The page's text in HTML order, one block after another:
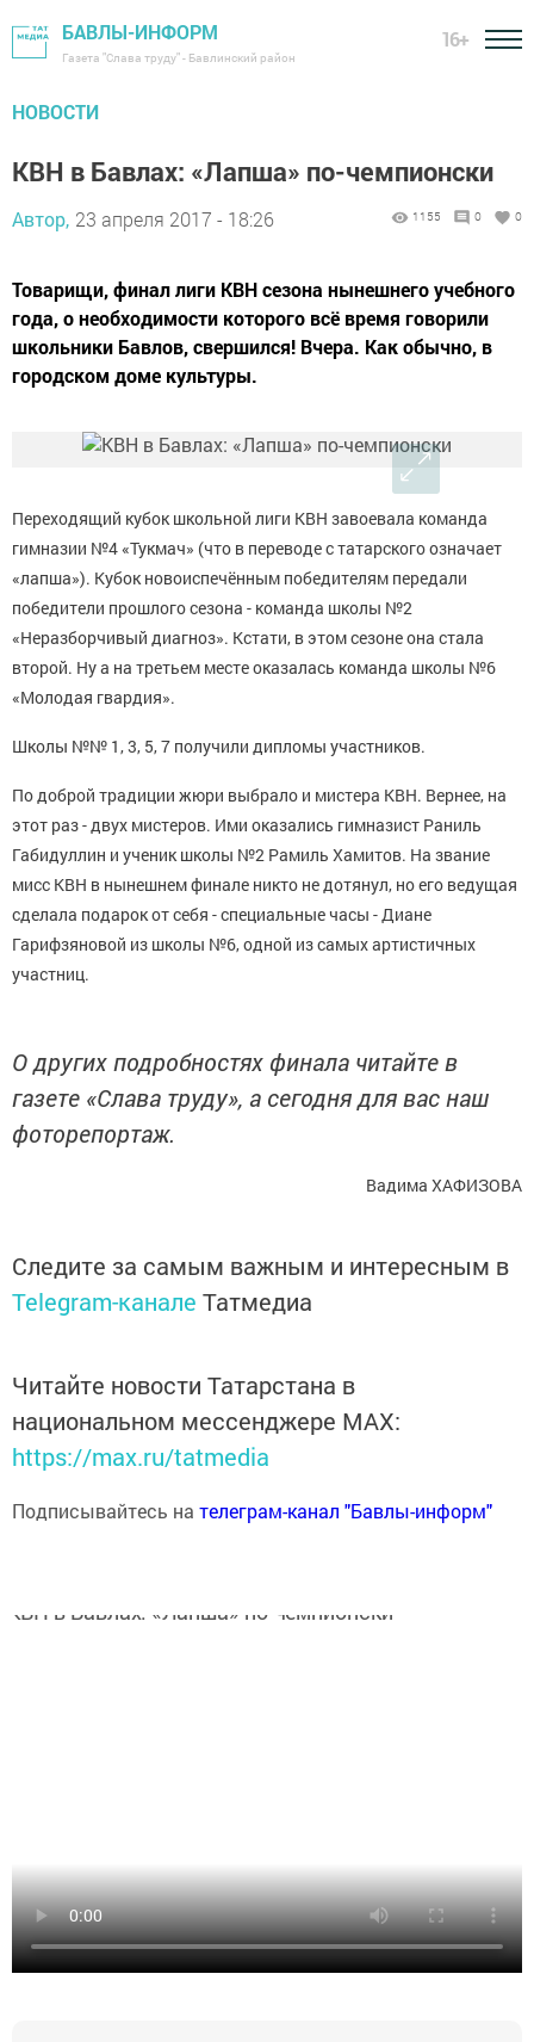
БАВЛЫ-ИНФОРМ
Газета "Слава труду" - Бавлинский район
16+
НОВОСТИ
КВН в Бавлах: «Лапша» по-чемпионски
Автор, 23 апреля 2017 - 18:26 1155 0 0
Товарищи, финал лиги КВН сезона нынешнего учебного
года, о необходимости которого всё время говорили
школьники Бавлов, свершился! Вчера. Как обычно, в
городском доме культуры.
Переходящий кубок школьной лиги КВН завоевала команда
гимназии №4 «Тукмач» (что в переводе с татарского означает
«лапша»). Кубок новоиспечённым победителям передали
победители прошлого сезона - команда школы №2
«Неразборчивый диагноз». Кстати, в этом сезоне она стала
второй. Ну а на третьем месте оказалась команда школы №6
«Молодая гвардия».
Школы №№ 1, 3, 5, 7 получили дипломы участников.
По доброй традиции жюри выбрало и мистера КВН. Вернее, на
этот раз - двух мистеров. Ими оказались гимназист Раниль
Габидуллин и ученик школы №2 Рамиль Хамитов. На звание
мисс КВН в нынешнем финале никто не дотянул, но его ведущая
сделала подарок от себя - специальные часы - Диане
Гарифзяновой из школы №6, одной из самых артистичных
участниц.
О других подробностях финала читайте в
газете «Слава труду», а сегодня для вас наш
фоторепортаж.
Вадима ХАФИЗОВА
Следите за самым важным и интересным в
Telegram-канале Татмедиа
Читайте новости Татарстана в
национальном мессенджере MАХ:
https://max.ru/tatmedia
Подписывайтесь на телеграм-канал "Бавлы-информ"